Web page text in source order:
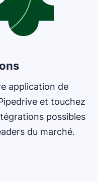
application de
et touchez
possibles
du marché.